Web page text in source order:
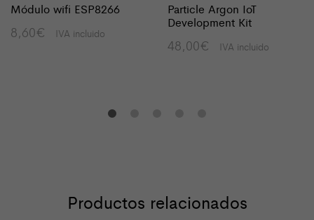
Módulo wifi ESP8266
8,60€ IVA incluido
Particle Argon IoT
Development Kit
48,00€ IVA incluido
Productos relacionados